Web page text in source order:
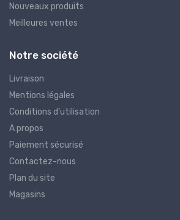
Nouveaux produits
Meilleures ventes
Notre société
Livraison
Mentions légales
Conditions d'utilisation
A propos
Paiement sécurisé
Contactez-nous
Plan du site
Magasins